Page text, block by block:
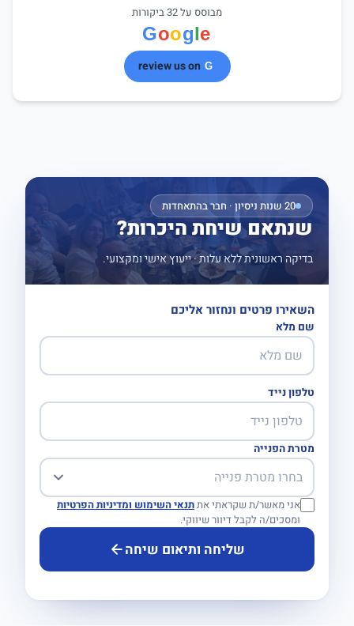
מבוסס על 32 ביקורות
review us on
20 שנות ניסיון · חבר בהתאחדות
שנתאם שיחת היכרות?
בדיקה ראשונית ללא עלות · ייעוץ אישי ומקצועי.
השאירו פרטים ונחזור אליכם
שם מלא
טלפון נייד
מטרת הפנייה
אני מאשר/ת שקראתי אתתנאי השימוש ומדיניות הפרטיות
ומסכים/ה לקבל דיוור שיווקי.
שליחה ותיאום שיחה